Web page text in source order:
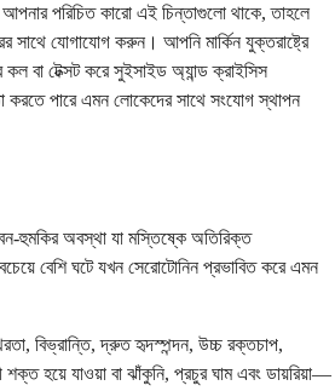
পরিচিত কারো এই চিন্তাগুলো থাকে, তাহলে
সাথে যোগাযোগ করুন। আপনি মার্কিন যুক্তরাষ্ট্রে
বা টেক্সট করে সুইসাইড অ্যান্ড ক্রাইসিস
করতে পারে এমন লোকেদের সাথে সংযোগ স্থাপন
হুমকির অবস্থা যা মস্তিষ্কে অতিরিক্ত
বেশি ঘটে যখন সেরোটোনিন প্রভাবিত করে এমন
বিভ্রান্তি, দ্রুত হৃদস্পন্দন, উচ্চ রক্তচাপ,
শক্ত হয়ে যাওয়া বা ঝাঁকুনি, প্রচুর ঘাম এবং ডায়রিয়া—